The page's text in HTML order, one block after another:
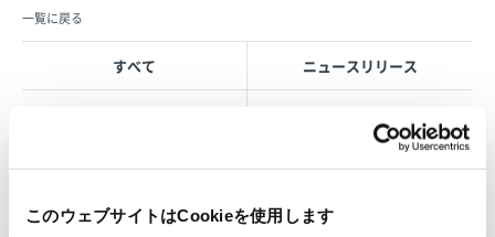
このウェブサイトはCookieを使用します
一覧に戻る
すべて ニュースリリース
OVOL LOOP